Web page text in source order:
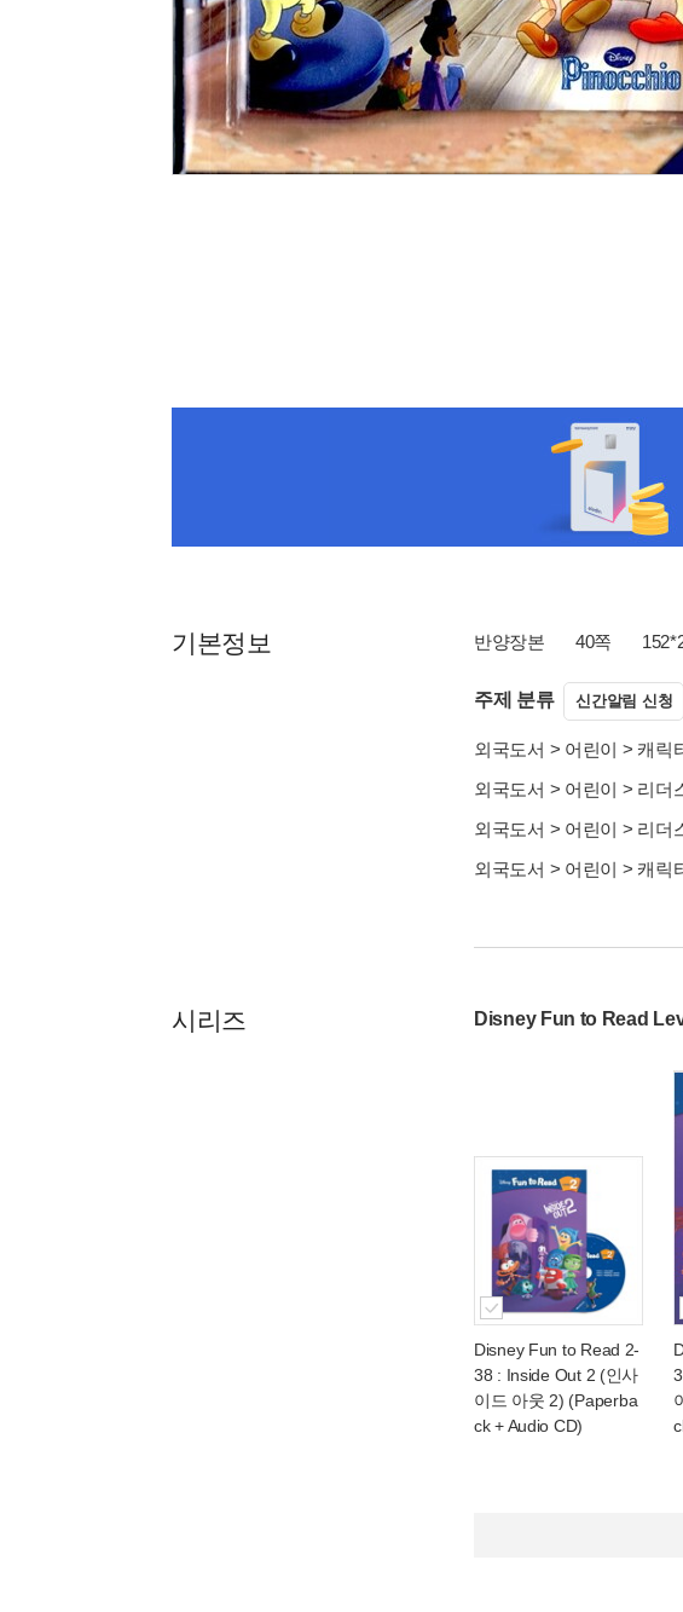
기본정보 반양장본 40쪽
주제 분류 신간알림 신청
외국도서 > 어린이 > 캐릭
외국도서 > 어린이 > 리더
외국도서 > 어린이 > 리더
외국도서 > 어린이 > 캐릭
시리즈 Disney Fun to Read
Disney Fun to Read 2-
38 : Inside Out 2 (인사
이드 아웃 2) (Paperba
ck + Audio CD)